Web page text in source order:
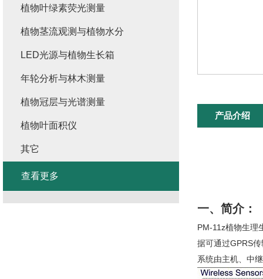
产品介绍
一、简介：
PM-11z植物生理
据可通过GPRS传
系统由主机、中
植物叶绿素荧光测量
植物茎流观测与植物水分
LED光源与植物生长箱
年轮分析与林木测量
植物冠层与光谱测量
植物叶面积仪
其它
查看更多